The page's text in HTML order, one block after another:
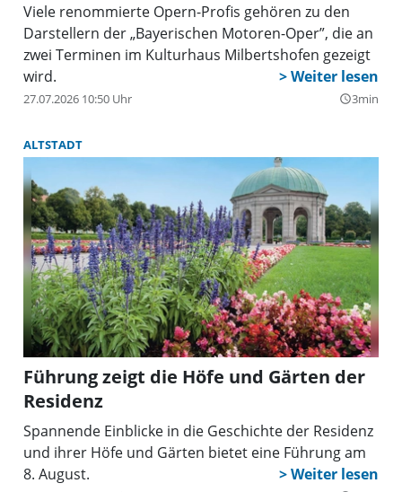
Viele renommierte Opern-Profis gehören zu den
Darstellern der „Bayerischen Motoren-Oper”, die an
zwei Terminen im Kulturhaus Milbertshofen gezeigt
wird.
27.07.2026 10:50 Uhr query_builder3min
ALTSTADT
Führung zeigt die Höfe und Gärten der
Residenz
Spannende Einblicke in die Geschichte der Residenz
und ihrer Höfe und Gärten bietet eine Führung am
8. August.